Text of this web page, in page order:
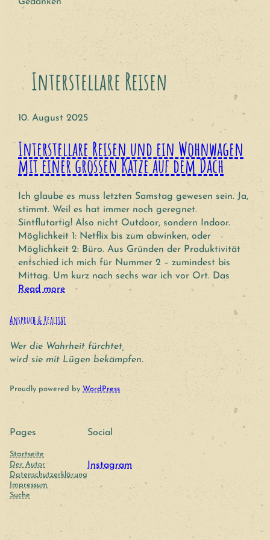
Interstellare Reisen
10. August 2025
Interstellare Reisen und ein Wohnwagen
mit einer grossen Katze auf dem Dach
Ich glaube es muss letzten Samstag gewesen sein. Ja,
stimmt. Weil es hat immer noch geregnet.
Sintflutartig! Also nicht Outdoor, sondern Indoor.
Möglichkeit 1: Netflix bis zum abwinken, oder
Möglichkeit 2: Büro. Aus Gründen der Produktivität
entschied ich mich für Nummer 2 – zumindest bis
Mittag. Um kurz nach sechs war ich vor Ort. Das
Read more
Anspruch & Realität
Wer die Wahrheit fürchtet,
wird sie mit Lügen bekämpfen.
Proudly powered by WordPress
Pages
Startseite
Der Autor
Datenschutzerklärung
Impressum
Suche
Social
Instagram